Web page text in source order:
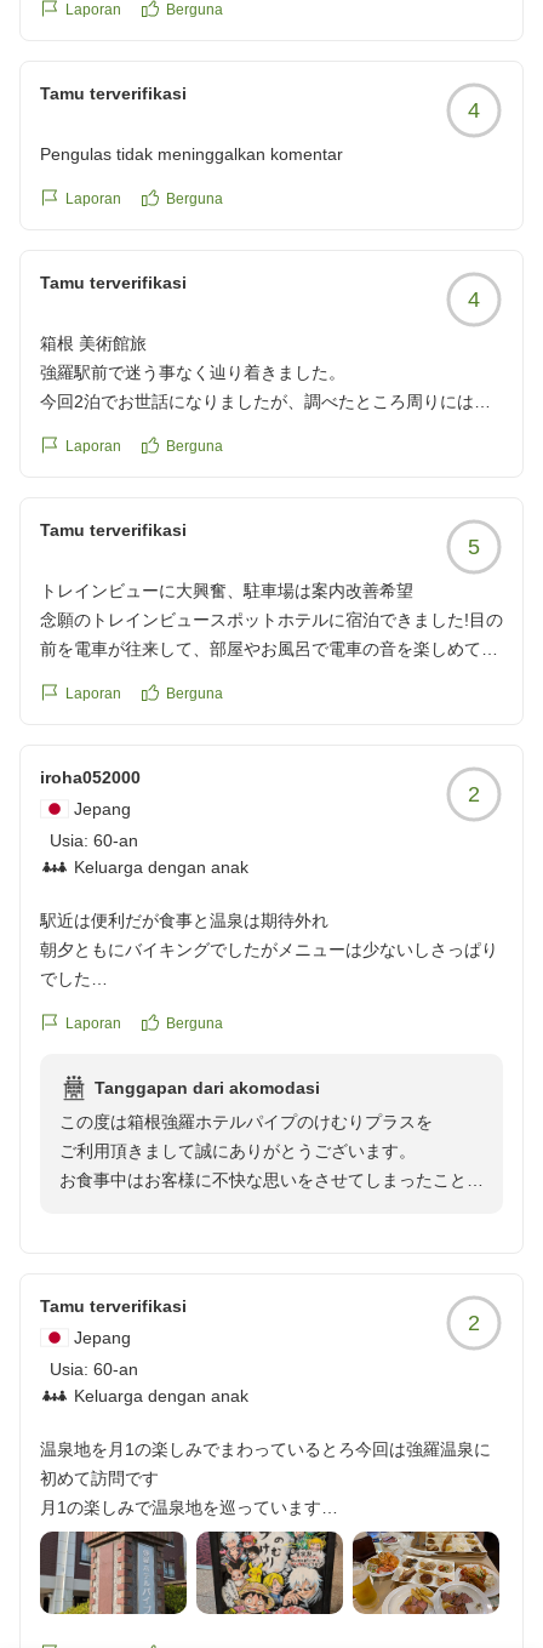
Laporan Berguna
Tamu terverifikasi
4
Pengulas tidak meninggalkan komentar
Laporan Berguna
Tamu terverifikasi
4
箱根 美術館旅
強羅駅前で迷う事なく辿り着きました。
今回2泊でお世話になりましたが、調べたところ周りには食
たです。
残念だったのが温泉の利用者。
外国の方がいると...。
親子で髪を洗ってその後湯船につかり...長い髪を湯船に浸け
か?
シャワーのお湯が湯船に浸かっている方に飛んでるし...浸か
っている方も顔を顰めておられました。
某国の方とお見受けしましたが、マナーが酷すぎ。
髪を乾かす際に、長い髪を振り回しながら風を当てている
人。髪が鏡前のテーブルに沢山落ちているからきれいにする
よう注意されていたら、ゴミ箱に捨てるではなく風で飛ばし
ていた。
露天風呂も丁度良い温度で気持ちよかったです。
虫もいなかったし。
日頃の疲れはリセットできました。
お世話になりました。
他の画像やクチコミの詳細はこちらから
https://review.travel.rakuten.co.jp/hotel/voice/75252?
Laporan Berguna
Tamu terverifikasi
5
トレインビューに大興奮、駐車場は案内改善希望
念願のトレインビュースポットホテルに宿泊できました!目の
前を電車が往来して、部屋やお風呂で電車の音を楽しめてと
離れた駐車場がいただいた地図だと分かりにくいので、ルー
クチコミの詳細はこちらから
https://review.travel.rakuten.co.jp/hotel/voice/75252?
reviewId=33123478157506
Laporan Berguna
iroha052000
Jepang
Usia: 60-an
Keluarga dengan anak
2
駅近は便利だが食事と温泉は期待外れ
朝夕ともにバイキングでしたがメニューは少ないしさっぱり
でした
伝えたところ新しく入れ換えてくれましたがイマイチでし
お風呂も本当に温泉?って感じでした。
駅から近いのは良いですが...
クチコミの詳細はこちらから
https://review.travel.rakuten.co.jp/hotel/voice/75252?
Laporan Berguna
Tanggapan dari akomodasi
この度は箱根強羅ホテルパイプのけむりプラスを
ご利用頂きまして誠にありがとうございます。
お食事中はお客様に不快な思いをさせてしまったこと大
善させていただいております。
お客様から頂戴したご意見を真摯に受け止め、今後もお
客様に喜んでいただけるようなサービスをご提供できる
ます。
フロント係 金子
Tamu terverifikasi
Jepang
Usia: 60-an
Keluarga dengan anak
2
温泉地を月1の楽しみでまわっているとろ今回は強羅温泉に
初めて訪問です
月1の楽しみで温泉地を巡っています
大浴場は清潔感がありましたが部屋のトイレ床にXX毛が落ち
ていて掃除に問題が
救いはフロントの方の対応の良さ 声のトーンも安らぎすらを